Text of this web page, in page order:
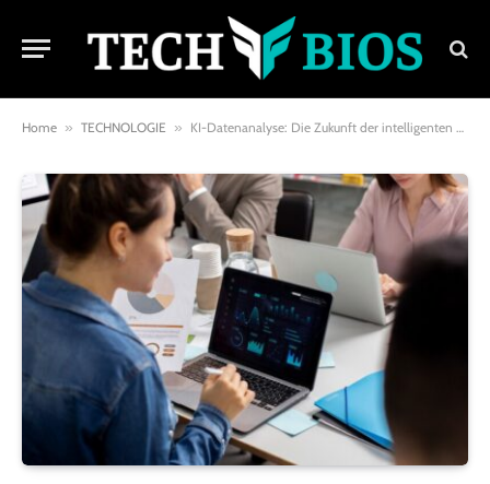
Home » TECHNOLOGIE » KI-Datenanalyse: Die Zukunft der intelligenten Datenverarbeitung